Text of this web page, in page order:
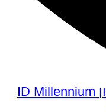
חומר סיכה על בסיס סיליקון ID Millennium